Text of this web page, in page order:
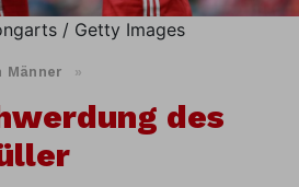
/ Getty Images
Männer »
des